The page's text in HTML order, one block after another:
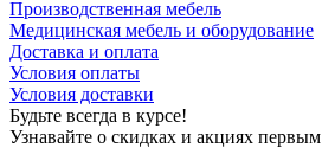
Производственная мебель
Медицинская мебель и оборудование
Доставка и оплата
Условия оплаты
Условия доставки
Будьте всегда в курсе!
Узнавайте о скидках и акциях первым